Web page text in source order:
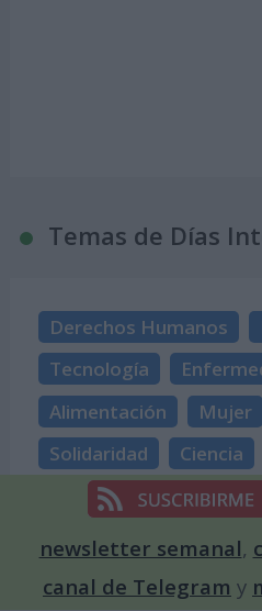
Temas de Días
Derechos Humanos
Tecnología
Alimentación
Mujer
Solidaridad
Ciencia
Biodiversidad
Política
Justicia social
Cáncer
Humor
Medicina
newsletter semanal,
canal de Telegram y